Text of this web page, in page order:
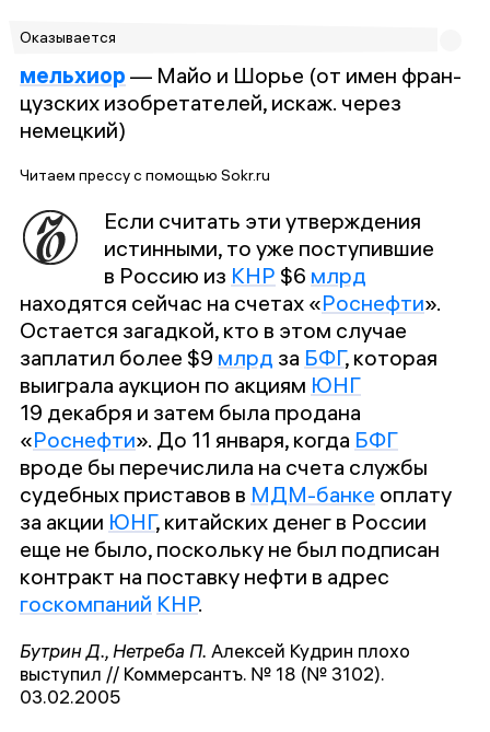
Оказывается
мельхиор — Майо и Шорье (от имен фран­
цуз­ских изоб­ре­та­те­лей, ис­каж. че­рез
немец­кий)
Читаем прессу с помощью Sokr.ru
Если считать эти утверждения
истинными, то уже поступившие
в Россию из КНР $6 млрд
находятся сейчас на счетах «Роснефти».
Остается загадкой, кто в этом случае
заплатил более $9 млрд за БФГ, которая
выиграла аукцион по акциям ЮНГ
19 декабря и затем была продана
«Роснефти». До 11 января, когда БФГ
вроде бы перечислила на счета службы
судебных приставов в МДМ-банке оплату
за акции ЮНГ, китайских денег в России
еще не было, поскольку не был подписан
контракт на поставку нефти в адрес
госкомпаний КНР.
Бутрин Д., Нетреба П. Алексей Кудрин плохо
выступил // Коммерсантъ. № 18 (№ 3102).
03.02.2005